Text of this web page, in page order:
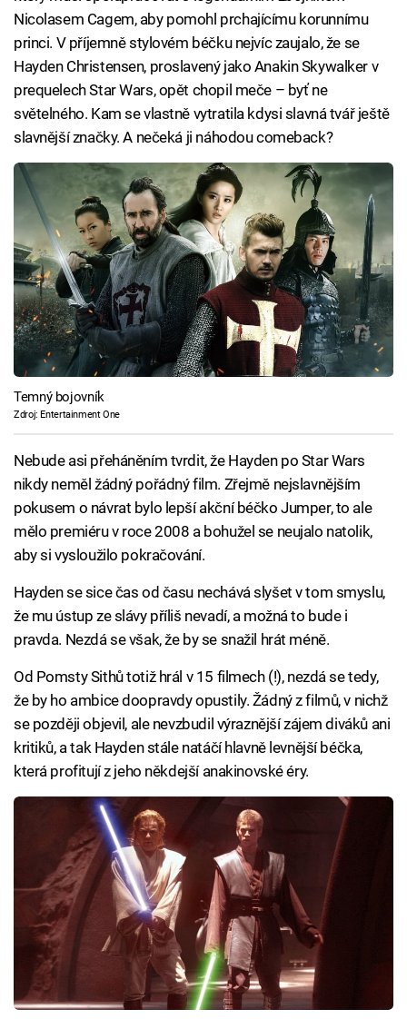
Nicolasem Cagem, aby pomohl prchajícímu korunnímu
princi. V příjemně stylovém béčku nejvíc zaujalo, že se
Hayden Christensen, proslavený jako Anakin Skywalker v
prequelech Star Wars, opět chopil meče – byť ne
světelného. Kam se vlastně vytratila kdysi slavná tvář ještě
slavnější značky. A nečeká ji náhodou comeback?
Temný bojovník
Zdroj: Entertainment One
Nebude asi přeháněním tvrdit, že Hayden po Star Wars
nikdy neměl žádný pořádný film. Zřejmě nejslavnějším
pokusem o návrat bylo lepší akční béčko Jumper, to ale
mělo premiéru v roce 2008 a bohužel se neujalo natolik,
aby si vysloužilo pokračování.
Hayden se sice čas od času nechává slyšet v tom smyslu,
že mu ústup ze slávy příliš nevadí, a možná to bude i
pravda. Nezdá se však, že by se snažil hrát méně.
Od Pomsty Sithů totiž hrál v 15 filmech (!), nezdá se tedy,
že by ho ambice doopravdy opustily. Žádný z filmů, v nichž
se později objevil, ale nevzbudil výraznější zájem diváků ani
kritiků, a tak Hayden stále natáčí hlavně levnější béčka,
která profitují z jeho někdejší anakinovské éry.